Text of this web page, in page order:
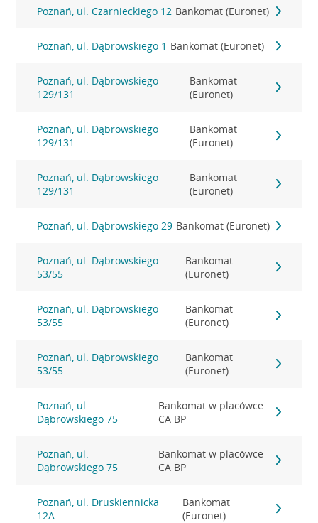
Poznań, ul. Czarnieckiego 12 Bankomat (Euronet)
Poznań, ul. Dąbrowskiego 1 Bankomat (Euronet)
Poznań, ul. Dąbrowskiego
129/131
Bankomat
(Euronet)
Poznań, ul. Dąbrowskiego
129/131
Bankomat
(Euronet)
Poznań, ul. Dąbrowskiego
129/131
Bankomat
(Euronet)
Poznań, ul. Dąbrowskiego 29 Bankomat (Euronet)
Poznań, ul. Dąbrowskiego
53/55
Bankomat
(Euronet)
Poznań, ul. Dąbrowskiego
53/55
Bankomat
(Euronet)
Poznań, ul. Dąbrowskiego
53/55
Bankomat
(Euronet)
Poznań, ul.
Dąbrowskiego 75
Bankomat w placówce
CA BP
Poznań, ul.
Dąbrowskiego 75
Bankomat w placówce
CA BP
Poznań, ul. Druskiennicka
12A
Bankomat
(Euronet)